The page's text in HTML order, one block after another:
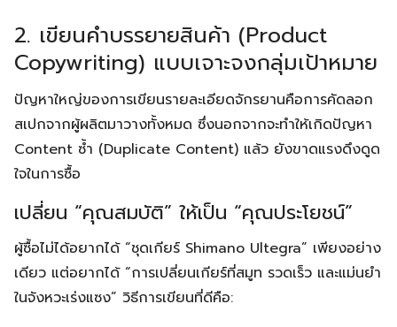
2. เขียนคำบรรยายสินค้า (Product
Copywriting) แบบเจาะจงกลุ่มเป้าหมาย
ปัญหาใหญ่ของการเขียนรายละเอียดจักรยานคือการคัดลอก
สเปกจากผู้ผลิตมาวางทั้งหมด ซึ่งนอกจากจะทำให้เกิดปัญหา
Content ซ้ำ (Duplicate Content) แล้ว ยังขาดแรงดึงดูด
ใจในการซื้อ
เปลี่ยน “คุณสมบัติ” ให้เป็น “คุณประโยชน์”
ผู้ซื้อไม่ได้อยากได้ “ชุดเกียร์ Shimano Ultegra” เพียงอย่าง
เดียว แต่อยากได้ “การเปลี่ยนเกียร์ที่สมูท รวดเร็ว และแม่นยำ
ในจังหวะเร่งแซง” วิธีการเขียนที่ดีคือ: